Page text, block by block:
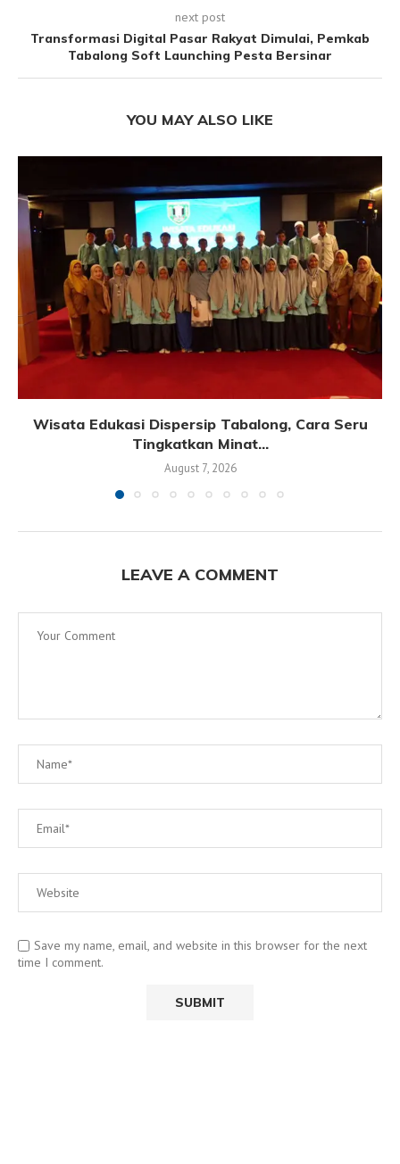
next post
Transformasi Digital Pasar Rakyat Dimulai, Pemkab
Tabalong Soft Launching Pesta Bersinar
YOU MAY ALSO LIKE
Wisata Edukasi Dispersip Tabalong, Cara Seru
Tingkatkan Minat...
August 7, 2026
LEAVE A COMMENT
Save my name, email, and website in this browser for the next
time I comment.